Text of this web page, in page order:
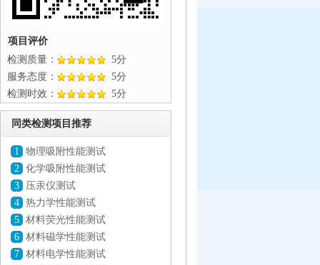
项目评价
检测质量：
5分
服务态度：
5分
检测时效：
5分
同类检测项目推荐
1
物理吸附性能测试
2 化学吸附性能测试
3
压汞仪测试
4 热力学性能测试
5 材料荧光性能测试
6 材料磁学性能测试
7 材料电学性能测试